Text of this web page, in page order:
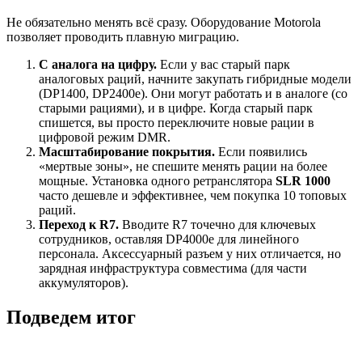
Не обязательно менять всё сразу. Оборудование Motorola
позволяет проводить плавную миграцию.
С аналога на цифру. Если у вас старый парк
аналоговых раций, начните закупать гибридные модели
(DP1400, DP2400e). Они могут работать и в аналоге (со
старыми рациями), и в цифре. Когда старый парк
спишется, вы просто переключите новые рации в
цифровой режим DMR.
Масштабирование покрытия. Если появились
«мертвые зоны», не спешите менять рации на более
мощные. Установка одного ретранслятора SLR 1000
часто дешевле и эффективнее, чем покупка 10 топовых
раций.
Переход к R7. Вводите R7 точечно для ключевых
сотрудников, оставляя DP4000e для линейного
персонала. Аксессуарный разъем у них отличается, но
зарядная инфраструктура совместима (для части
аккумуляторов).
Подведем итог